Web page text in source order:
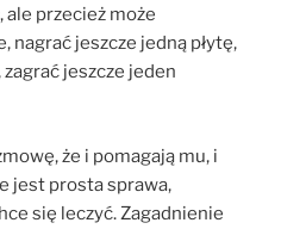
przecież może
nagrać jeszcze jedną płytę,
jeszcze jeden
że i pomagają mu, i
jest prosta sprawa,
się leczyć. Zagadnienie